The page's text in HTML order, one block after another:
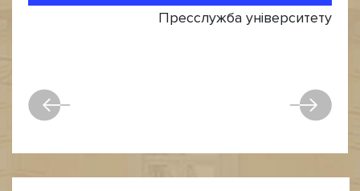
Пресслужба університету